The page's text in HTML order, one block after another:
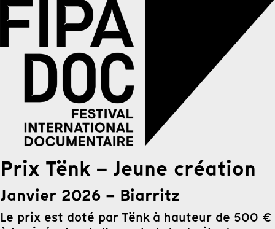
Prix Tënk – Jeune création
Janvier 2026 – Biarritz
Le prix est doté par Tënk à hauteur de 500 €